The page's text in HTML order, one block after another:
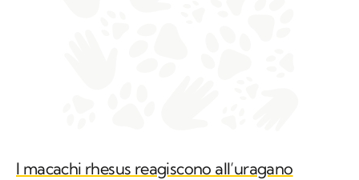
I macachi rhesus reagiscono all’uragano